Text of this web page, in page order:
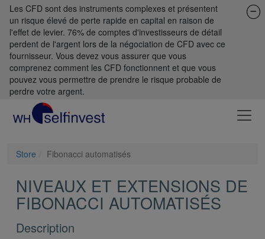
Les CFD sont des instruments complexes et présentent
un risque élevé de perte rapide en capital en raison de
l'effet de levier. 76% de comptes d'investisseurs de détail
perdent de l'argent lors de la négociation de CFD avec ce
fournisseur. Vous devez vous assurer que vous
comprenez comment les CFD fonctionnent et que vous
pouvez vous permettre de prendre le risque probable de
perdre votre argent.
Store Fibonacci automatisés
NIVEAUX ET EXTENSIONS DE
FIBONACCI AUTOMATISÉS
Description